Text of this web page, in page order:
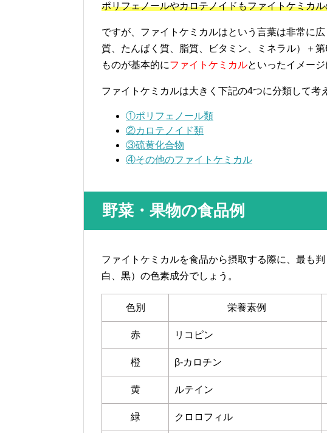
ポリフェノールやカロテノイドもファイトケミカ
ですが、ファイトケミカルはという言葉は非常に
質、たんぱく質、脂質、ビタミン、ミネラル）＋
ものが基本的にファイトケミカルといったイメージ
ファイトケミカルは大きく下記の4つに分類して考
①ポリフェノール類
②カロテノイド類
③硫黄化合物
④その他のファイトケミカル
野菜・果物の食品例
ファイトケミカルを食品から摂取する際に、最も
白、黒）の色素成分でしょう。
色別 栄養素例
赤 リコピン
橙 β-カロチン
黄 ルテイン
緑 クロロフィル